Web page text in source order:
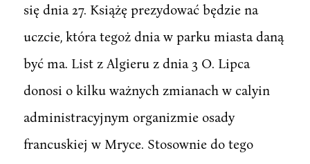
się dnia 27. Książę prezydować będzie na
uczcie, która tegoż dnia w parku miasta daną
być ma. List z Algieru z dnia 3 O. Lipca
donosi o kilku ważnych zmianach w calyin
administracyjnym organizmie osady
francuskiej w Mryce. Stosownie do tego